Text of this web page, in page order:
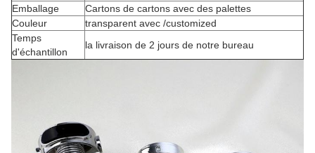
Emballage
Cartons de cartons avec des palettes
Couleur
transparent avec /customized
Temps
d'échantillon
la livraison de 2 jours de notre bureau